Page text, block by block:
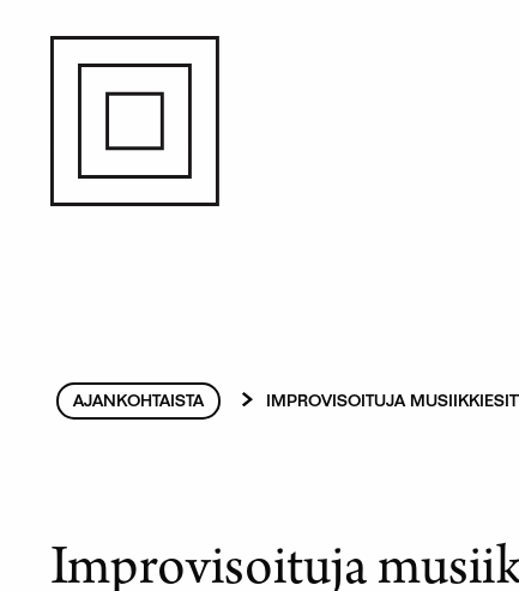
Hyppää
pääsisältöön
Murupolku
AJANKOHTAISTA IMPROVISOITUJA
Improvisoituja